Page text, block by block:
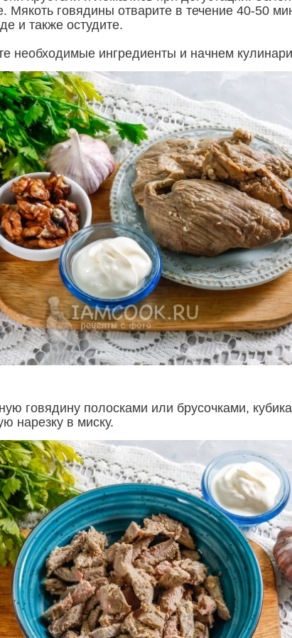
Мякоть говядины отварите в течение 40-50
и также остудите.
необходимые ингредиенты и начнем
говядину полосками или брусочками,
нарезку в миску.